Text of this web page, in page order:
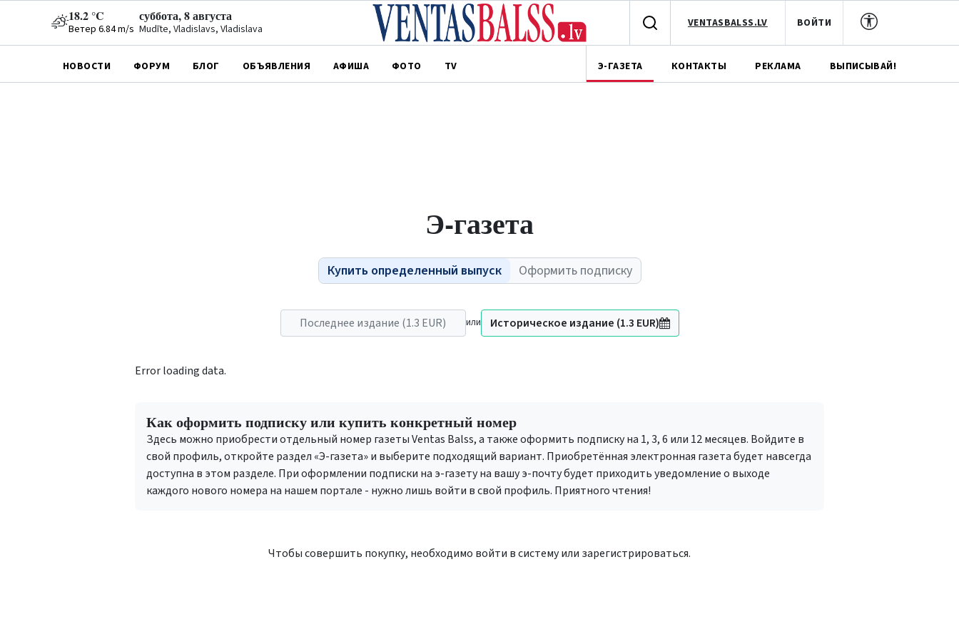
18.2 °C
Ветер 6.84 m/s
суббота, 8 августа
Mudīte, Vladislavs, Vladislava VENTASBALSS.LV ВОЙТИ
НОВОСТИ ФОРУМ БЛОГ ОБЪЯВЛЕНИЯ АФИША ФОТО TV Э-ГАЗЕТА КОНТАКТЫ РЕКЛАМА ВЫПИСЫВАЙ!
Э-газета
Купить определенный выпуск Оформить подписку
Последнее издание (1.3 EUR) или Историческое издание (1.3 EUR)
Error loading data.
Как оформить подписку или купить конкретный номер
Здесь можно приобрести отдельный номер газеты Ventas Balss, а также оформить подписку на 1, 3, 6 или 12 месяцев. Войдите в
свой профиль, откройте раздел «Э-газета» и выберите подходящий вариант. Приобретённая электронная газета будет навсегда
доступна в этом разделе. При оформлении подписки на э-газету на вашу э-почту будет приходить уведомление о выходе
каждого нового номера на нашем портале - нужно лишь войти в свой профиль. Приятного чтения!
Чтобы совершить покупку, необходимо войти в систему или зарегистрироваться.